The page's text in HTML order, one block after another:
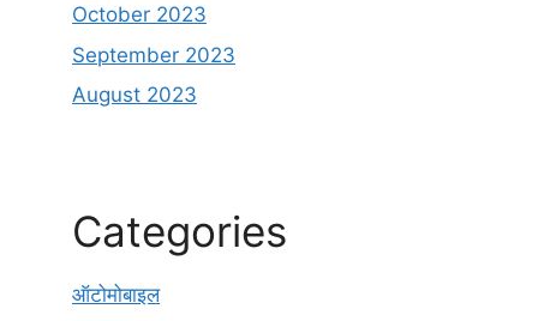
October 2023
September 2023
August 2023
Categories
ऑटोमोबाइल